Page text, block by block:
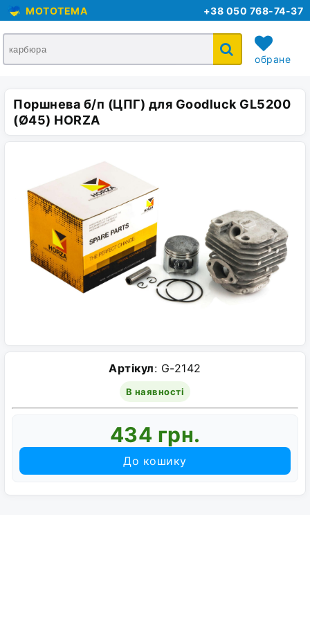
MOTOTEMA +38 050 768-74-37
обране
кошик
Поршнева б/п (ЦПГ) для Goodluck GL5200
(Ø45) HORZA
Артікул: G-2142
В наявності
434 грн.
До кошику